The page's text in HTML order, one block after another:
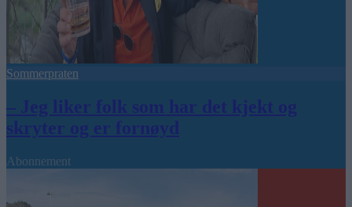
Sommerpraten
– Jeg liker folk som har det kjekt og
skryter og er fornøyd
Abonnement